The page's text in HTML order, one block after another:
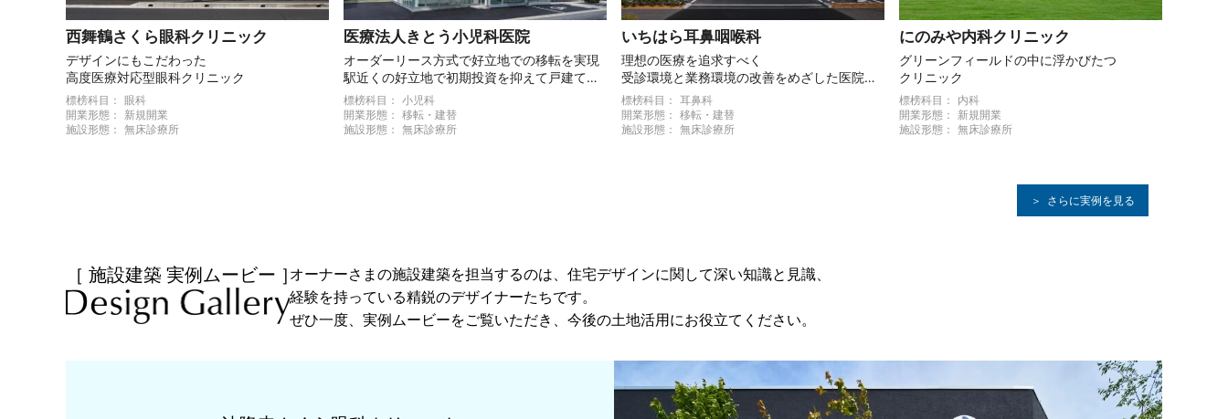
西舞鶴さくら眼科クリニック
デザインにもこだわった
高度医療対応型眼科クリニック
標榜科目： 眼科
開業形態：
新規開業
施設形態： 無床診療所
医療法人きとう小児科医院
オーダーリース方式で好立地での移転を実現
駅近くの好立地で初期投資を抑えて戸建て開
業を実現
標榜科目： 小児科
開業形態： 移転・建替
施設形態： 無床診療所
いちはら耳鼻咽喉科
理想の医療を追求すべく
受診環境と業務環境の改善をめざした医院づ
くり
標榜科目： 耳鼻科
開業形態： 移転・建替
施設形態： 無床診療所
にのみや内科クリニック
グリーンフィールドの中に浮かびたつ
クリニック
標榜科目：
内科
開業形態：
新規開業
施設形態： 無床診療所
＞ さらに実例を見る
［ 施設建築 実例ムービー ］オーナーさまの施設建築を担当するのは、住宅デザインに関して深い知識と見識、
経験を持っている精鋭のデザイナーたちです。
ぜひ一度、実例ムービーをご覧いただき、今後の土地活用にお役立てください。